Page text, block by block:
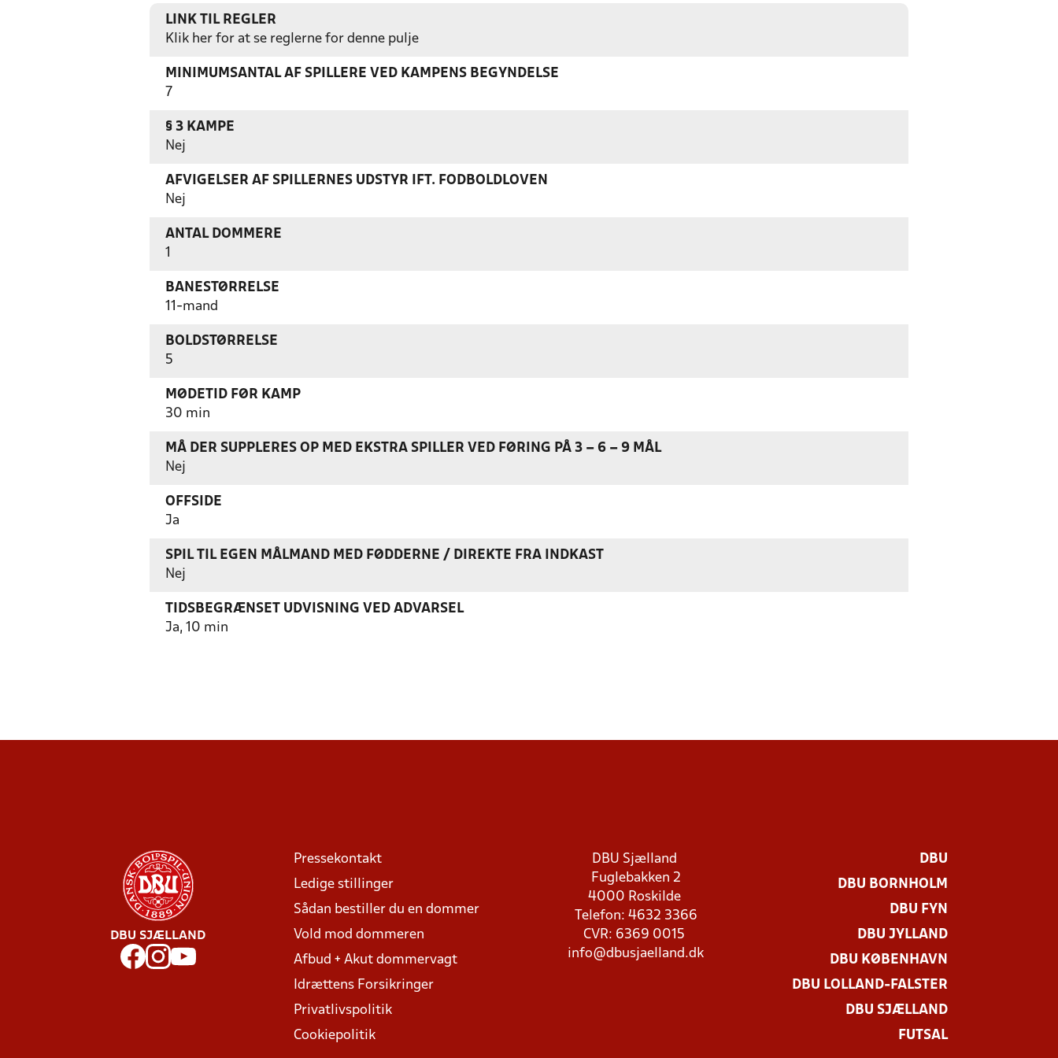
LINK TIL REGLER
Klik her for at se reglerne for denne pulje
MINIMUMSANTAL AF SPILLERE VED KAMPENS BEGYNDELSE
7
§ 3 KAMPE
Nej
AFVIGELSER AF SPILLERNES UDSTYR IFT. FODBOLDLOVEN
Nej
ANTAL DOMMERE
1
BANESTØRRELSE
11-mand
BOLDSTØRRELSE
5
MØDETID FØR KAMP
30 min
MÅ DER SUPPLERES OP MED EKSTRA SPILLER VED FØRING PÅ 3 – 6 – 9 MÅL
Nej
OFFSIDE
Ja
SPIL TIL EGEN MÅLMAND MED FØDDERNE / DIREKTE FRA INDKAST
Nej
TIDSBEGRÆNSET UDVISNING VED ADVARSEL
Ja, 10 min
DBU SJÆLLAND
Pressekontakt
Ledige stillinger
Sådan bestiller du en dommer
Vold mod dommeren
Afbud + Akut dommervagt
Idrættens Forsikringer
Privatlivspolitik
Cookiepolitik
DBU Sjælland
Fuglebakken 2
4000 Roskilde
Telefon: 4632 3366
CVR: 6369 0015
info@dbusjaelland.dk
DBU
DBU BORNHOLM
DBU FYN
DBU JYLLAND
DBU KØBENHAVN
DBU LOLLAND-FALSTER
DBU SJÆLLAND
FUTSAL